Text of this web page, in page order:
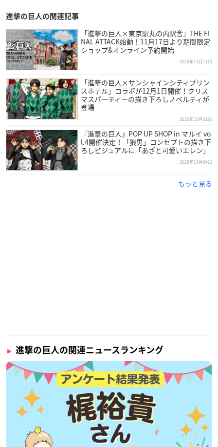
進撃の巨人の関連記事
「進撃の巨人×東京駅丸の内駅舎」THE FI
NAL ATTACK始動！11月17日より期間限定
ショップ&オンライン予約開始
2025年11月11日
「進撃の巨人×サンシャインシティプリン
スホテル」コラボが12月1日開催！クリス
マスパーティーの描き下ろしノベルティが
登場
2025年10月31日
『進撃の巨人』POP UP SHOP in マルイ vo
l.4開催決定！「狼男」コンセプトの描き下
ろしビジュアルに「あざと可愛いエレン」
2025年10月04日
もっと見る
進撃の巨人の関連ニュースランキング